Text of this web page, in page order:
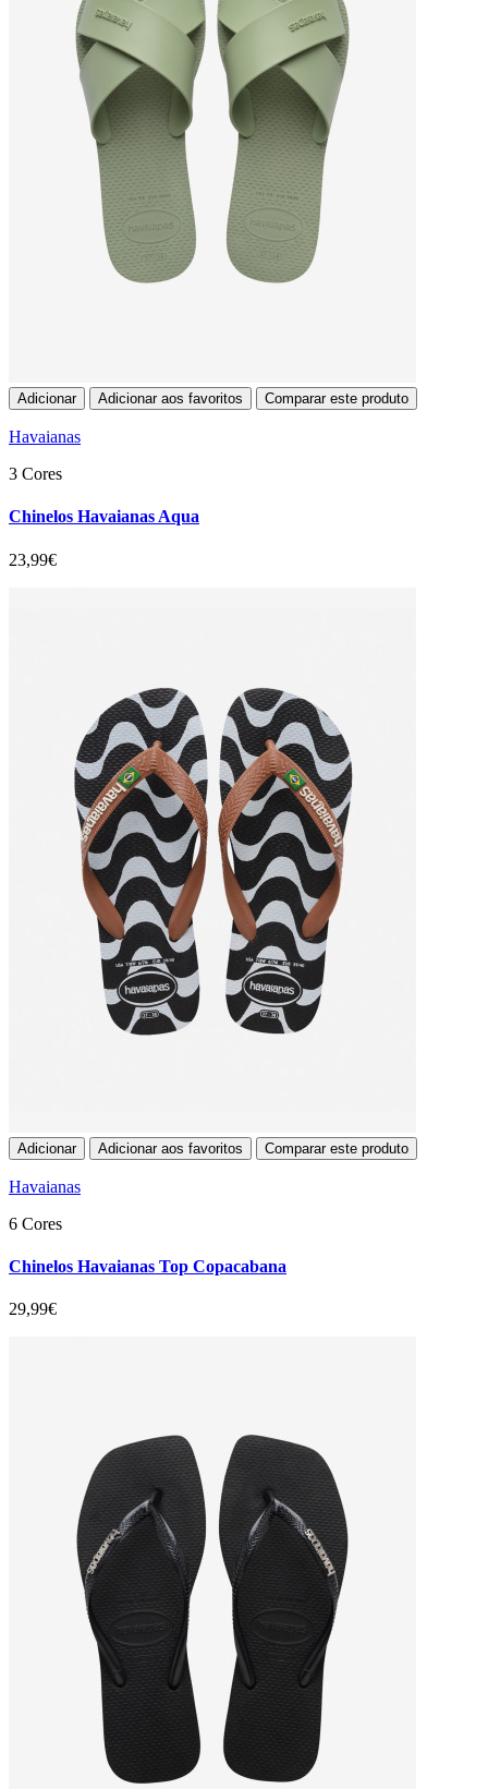
Adicionar Adicionar aos favoritos Comparar este produto
Havaianas
3 Cores
Chinelos Havaianas Aqua
23,99€
Adicionar Adicionar aos favoritos Comparar este produto
Havaianas
6 Cores
Chinelos Havaianas Top Copacabana
29,99€